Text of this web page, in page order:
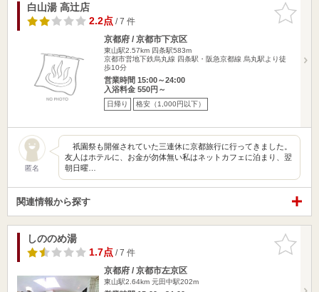
お気に入
りに追加
白山湯 高辻店
2.2点/ 7 件
京都府 / 京都市下京区
東山駅2.57km 四条駅583m
京都市営地下鉄烏丸線 四条駅・阪急京都線 烏丸駅より徒
歩10分
営業時間 15:00～24:00
入浴料金 550円～
日帰り 格安（1,000円以下）
匿名
祇園祭も開催されていた三連休に京都旅行に行ってきました。
友人はホテルに、お金が勿体無い私はネットカフェに泊まり、翌
朝日曜…
関連情報から探す
お気に入
りに追加
しののめ湯
1.7点/ 7 件
京都府 / 京都市左京区
東山駅2.64km 元田中駅202m